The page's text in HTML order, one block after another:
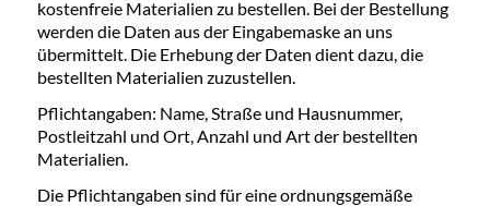
kostenfreie Materialien zu bestellen. Bei der Bestellung
werden die Daten aus der Eingabemaske an uns
übermittelt. Die Erhebung der Daten dient dazu, die
bestellten Materialien zuzustellen.
Pflichtangaben: Name, Straße und Hausnummer,
Postleitzahl und Ort, Anzahl und Art der bestellten
Materialien.
Die Pflichtangaben sind für eine ordnungsgemäße